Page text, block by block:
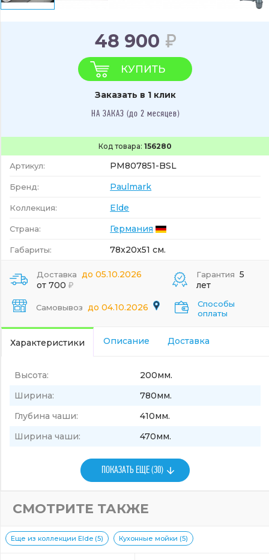
Код товара: 156280
Артикул: PM807851-BSL
Бренд: Paulmark
Коллекция: Elde
Страна: Германия
Габариты: 78x20x51 см.
48 900
КУПИТЬ
Заказать в 1 клик
НА ЗАКАЗ (до 2 месяцев)
Доставка до 05.10.2026
от 700
Самовывоз до 04.10.2026
Гарантия 5
лет
Способы
оплаты
Характеристики Описание Доставка
Высота:
200мм.
Ширина:
780мм.
Глубина чаши:
410мм.
Ширина чаши:
470мм.
ПОКАЗАТЬ ЕЩЕ (30)
СМОТРИТЕ ТАКЖЕ
Еще из коллекции Elde (5) Кухонные мойки (5)